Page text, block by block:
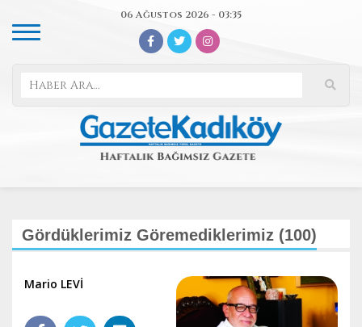
06 Ağustos 2026 - 03:35
Gördüklerimiz Göremediklerimiz (100)
Mario LEVİ